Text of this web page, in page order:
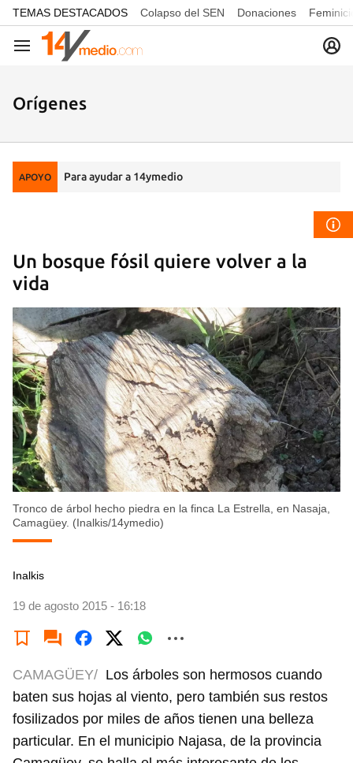
common.go-to-content
TEMAS DESTACADOS Colapso del SEN Donaciones
Navegación
Orígenes
APOYO Para ayudar a 14ymedio
Un bosque fósil quiere volver a la
vida
Tronco de árbol hecho piedra en la finca La Estrella, en Nasaja,
Camagüey. (Inalkis/14ymedio)
Inalkis
19 de agosto 2015 - 16:18
CAMAGÜEY/ Los árboles son hermosos cuando
baten sus hojas al viento, pero también sus restos
fosilizados por miles de años tienen una belleza
particular. En el municipio Najasa, de la provincia